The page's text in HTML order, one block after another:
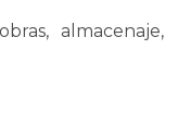
almacenaje,